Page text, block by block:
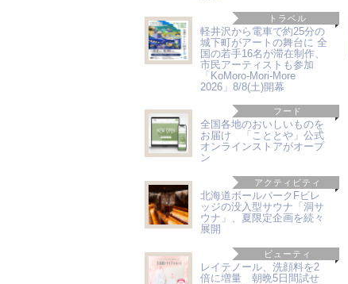
トラベル
軽井沢から電車で約25分の
城下町がアートの舞台に 全
国の若手16名が滞在制作、
市民アーティストも参加
「KoMoro-Mori-More
2026」8/8(土)開幕
フード
全国各地のおいしいものを
お届け 「こととや」公式
オンラインストアがオープ
ン
アクティビティ
北海道ボールパークFビレ
ッジの没入型サウナ「洞サ
ウナ」、夏限定企画を続々
展開
ビューティ
レイテノール、洗顔料を2
倍に増量 朝晩5日間試せ